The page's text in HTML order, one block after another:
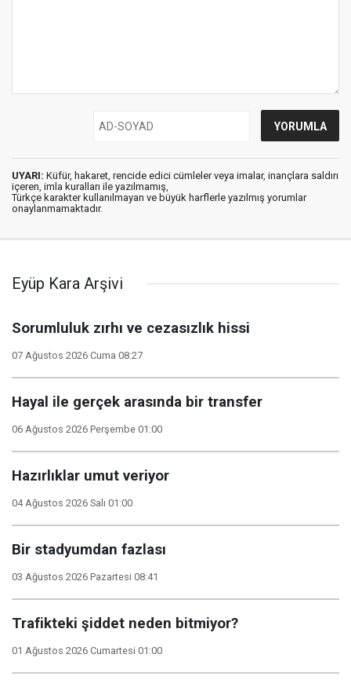
UYARI: Küfür, hakaret, rencide edici cümleler veya imalar, inançlara saldırı
içeren, imla kuralları ile yazılmamış,
Türkçe karakter kullanılmayan ve büyük harflerle yazılmış yorumlar
onaylanmamaktadır.
Eyüp Kara Arşivi
Sorumluluk zırhı ve cezasızlık hissi
07 Ağustos 2026 Cuma 08:27
Hayal ile gerçek arasında bir transfer
06 Ağustos 2026 Perşembe 01:00
Hazırlıklar umut veriyor
04 Ağustos 2026 Salı 01:00
Bir stadyumdan fazlası
03 Ağustos 2026 Pazartesi 08:41
Trafikteki şiddet neden bitmiyor?
01 Ağustos 2026 Cumartesi 01:00